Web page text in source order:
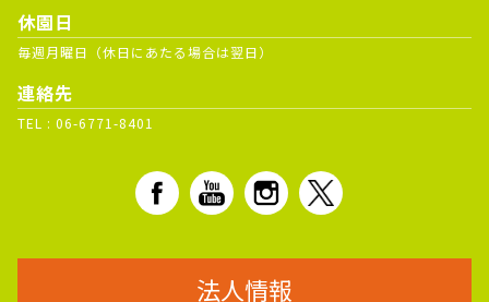
休園日
毎週月曜日（休日にあたる場合は翌日）
連絡先
TEL : 06-6771-8401
法人情報